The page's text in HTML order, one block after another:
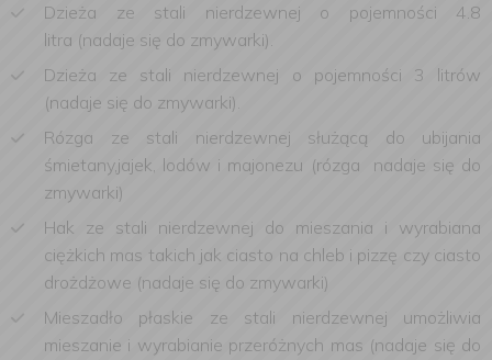
Dzieża ze stali nierdzewnej o pojemności 4.8
litra (nadaje się do zmywarki).
Dzieża ze stali nierdzewnej o pojemności 3 litrów
(nadaje się do zmywarki).
Rózga ze stali nierdzewnej służącą do ubijania
śmietany,jajek, lodów i majonezu (rózga nadaje się do
zmywarki)
Hak ze stali nierdzewnej do mieszania i wyrabiana
ciężkich mas takich jak ciasto na chleb i pizzę czy ciasto
drożdżowe (nadaje się do zmywarki)
Mieszadło płaskie ze stali nierdzewnej umożliwia
mieszanie i wyrabianie przeróżnych mas (nadaje się do